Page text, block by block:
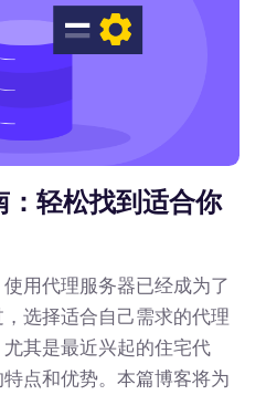
轻松找到适合你
用代理服务器已经成为了
选择适合自己需求的代理
其是最近兴起的住宅代
点和优势。本篇博客将为